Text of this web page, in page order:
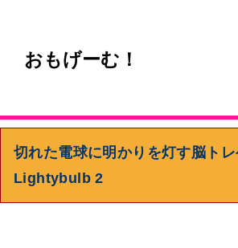
おもげーむ！
切れた電球に明かりを灯す脳ト
Lightybulb 2